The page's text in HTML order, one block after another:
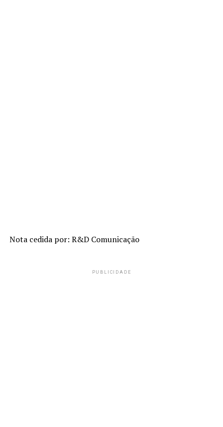
Nota cedida por: R&D Comunicação
PUBLICIDADE